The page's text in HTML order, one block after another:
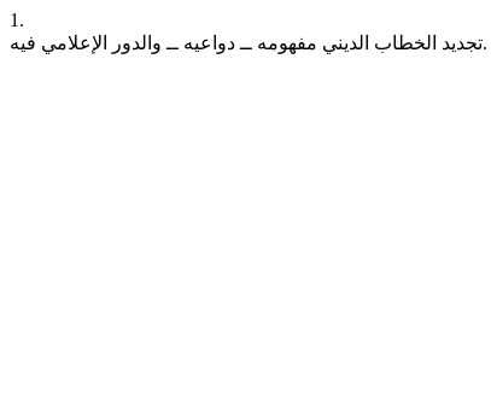
1.
تجديد الخطاب الديني مفهومه ــ دواعيه ــ والدور الإعلامي فيه.